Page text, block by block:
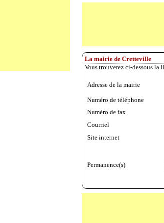
La mairie de Cretteville
Vous trouverez ci-dessous
Adresse de la mairie
Numéro de téléphone
Numéro de fax
Courriel
Site internet
Permanence(s)